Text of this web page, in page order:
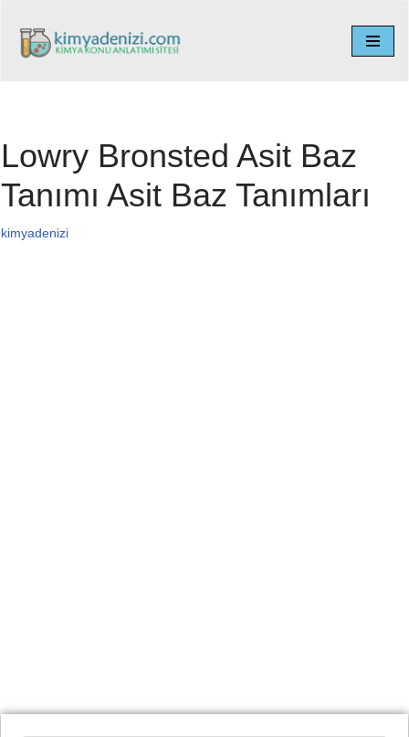
İçeriğe
Lowry Bronsted Asit Baz
Tanımı Asit Baz Tanımları
kimyadenizi